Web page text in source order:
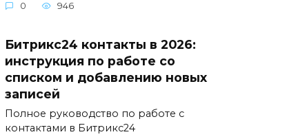
0 946
Битрикс24 контакты в 2026:
инструкция по работе со
списком и добавлению новых
записей
Полное руководство по работе с
контактами в Битрикс24